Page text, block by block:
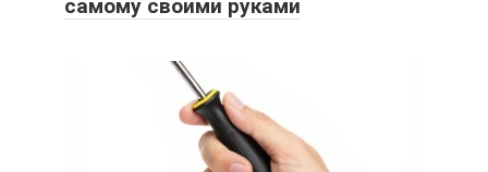
самому своими руками